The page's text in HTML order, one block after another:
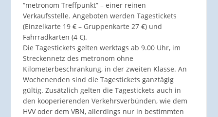
“metronom Treffpunkt” – einer reinen
Verkaufsstelle. Angeboten werden Tagestickets
(Einzelkarte 19 € – Gruppenkarte 27 €) und
Fahrradkarten (4 €).
Die Tagestickets gelten werktags ab 9.00 Uhr, im
Streckennetz des metronom ohne
Kilometerbeschränkung, in der zweiten Klasse. An
Wochenenden sind die Tagestickets ganztägig
gültig. Zusätzlich gelten die Tagestickets auch in
den kooperierenden Verkehrsverbünden, wie dem
HVV oder dem VBN, allerdings nur in bestimmten